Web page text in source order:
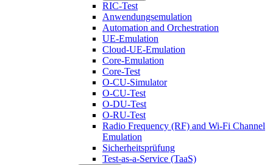
RIC-Test
Anwendungsemulation
Automation and Orchestration
UE-Emulation
Cloud-UE-Emulation
Core-Emulation
Core-Test
O-CU-Simulator
O-CU-Test
O-DU-Test
O-RU-Test
Radio Frequency (RF) and Wi-Fi Channel
Emulation
Sicherheitsprüfung
Test-as-a-Service (TaaS)